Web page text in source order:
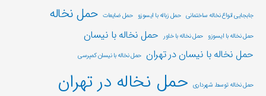
جابجایی انواع نخاله ساختمانی حمل زباله با ایسوزو حمل ضایعات حمل نخاله
حمل نخاله با ایسوزو حمل نخاله با خاور حمل نخاله با نیسان
حمل نخاله با نیسان در تهران حمل نخاله با نیسان کمپرسی
حمل نخاله توسط شهرداری حمل نخاله در تهران